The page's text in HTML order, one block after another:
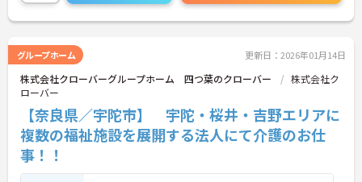
グループホーム 更新日：2026年01月14日
株式会社クローバーグループホーム 四つ葉のクローバー
株式会社ク
ローバー
【奈良県／宇陀市】 宇陀・桜井・吉野エリアに
複数の福祉施設を展開する法人にて介護のお仕
事！！